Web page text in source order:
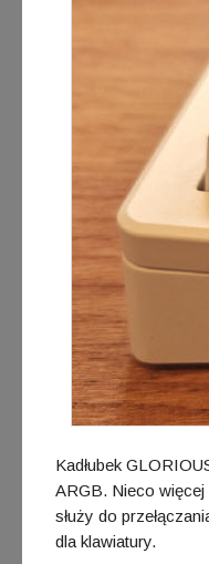
Kadłubek
ARGB. Nieco więcej
służy do
dla klawiatury.